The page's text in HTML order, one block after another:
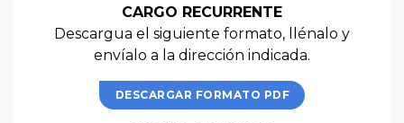
CARGO RECURRENTE
Descargua el siguiente formato, llénalo y
envíalo a la dirección indicada.
DESCARGAR FORMATO PDF